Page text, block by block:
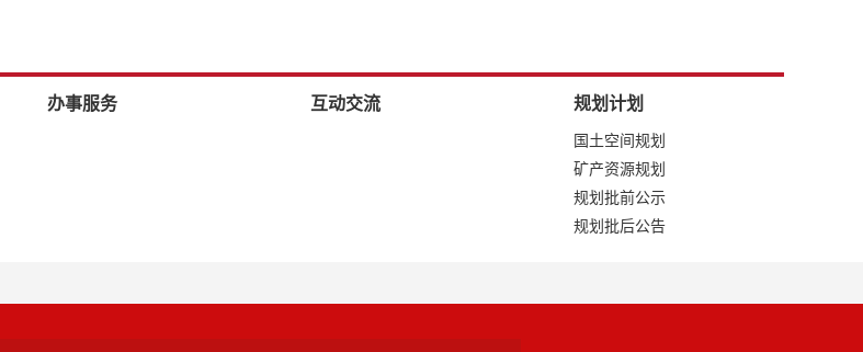
办事服务 互动交流 规划计划
国土空间规划
矿产资源规划
规划批前公示
规划批后公告